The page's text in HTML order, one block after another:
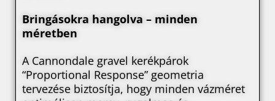
Bringásokra hangolva – minden
méretben
A Cannondale gravel kerékpárok
“Proportional Response” geometria
tervezése biztosítja, hogy minden vázméret